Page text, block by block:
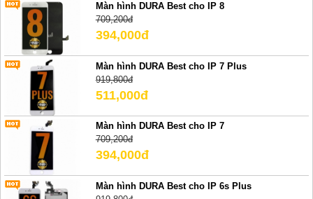
Màn hình DURA Best cho IP 8
709,200đ
394,000đ
Màn hình DURA Best cho IP 7 Plus
919,800đ
511,000đ
Màn hình DURA Best cho IP 7
709,200đ
394,000đ
Màn hình DURA Best cho IP 6s Plus